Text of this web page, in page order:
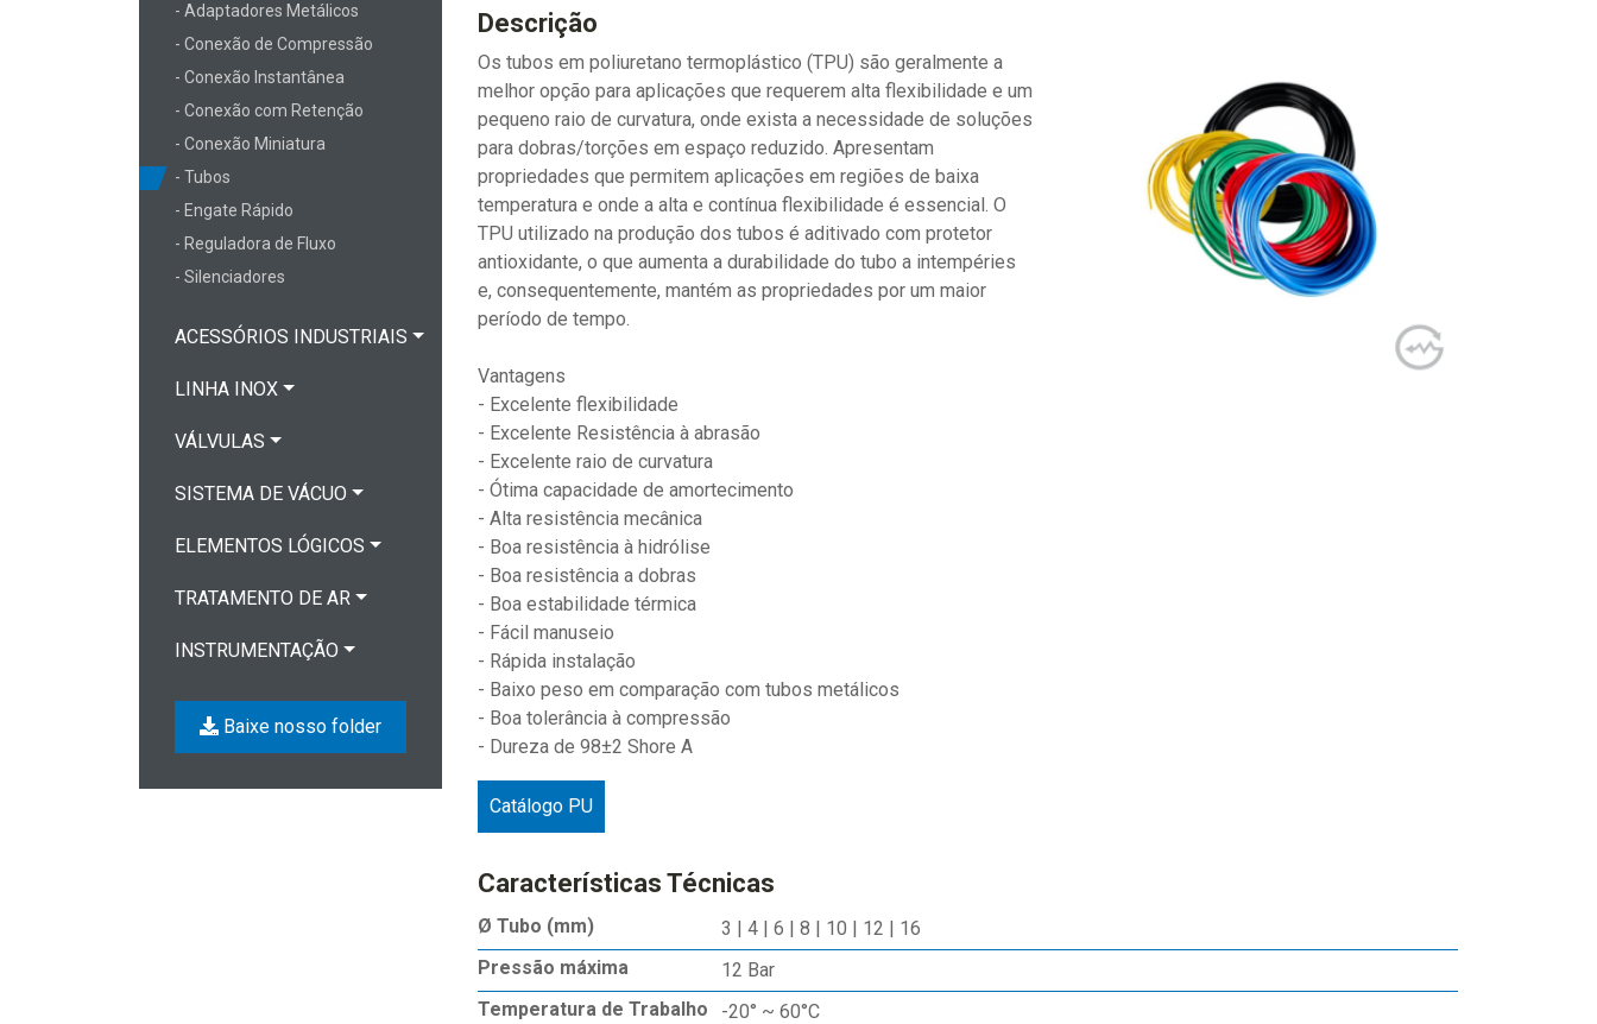
- Adaptadores Metálicos
- Conexão de Compressão
- Conexão Instantânea
- Conexão com Retenção
- Conexão Miniatura
- Tubos
- Engate Rápido
- Reguladora de Fluxo
- Silenciadores
ACESSÓRIOS INDUSTRIAIS
LINHA INOX
VÁLVULAS
SISTEMA DE VÁCUO
ELEMENTOS LÓGICOS
TRATAMENTO DE AR
INSTRUMENTAÇÃO
Baixe nosso folder
Descrição
Os tubos em poliuretano termoplástico (TPU) são geralmente a
melhor opção para aplicações que requerem alta flexibilidade e um
pequeno raio de curvatura, onde exista a necessidade de soluções
para dobras/torções em espaço reduzido. Apresentam
propriedades que permitem aplicações em regiões de baixa
temperatura e onde a alta e contínua flexibilidade é essencial. O
TPU utilizado na produção dos tubos é aditivado com protetor
antioxidante, o que aumenta a durabilidade do tubo a intempéries
e, consequentemente, mantém as propriedades por um maior
período de tempo.
Vantagens
- Excelente flexibilidade
- Excelente Resistência à abrasão
- Excelente raio de curvatura
- Ótima capacidade de amortecimento
- Alta resistência mecânica
- Boa resistência à hidrólise
- Boa resistência a dobras
- Boa estabilidade térmica
- Fácil manuseio
- Rápida instalação
- Baixo peso em comparação com tubos metálicos
- Boa tolerância à compressão
- Dureza de 98±2 Shore A
Catálogo PU
Características Técnicas
Ø Tubo (mm)
3 | 4 | 6 | 8 | 10 | 12 | 16
Pressão máxima
12 Bar
Temperatura de Trabalho
-20° ~ 60°C